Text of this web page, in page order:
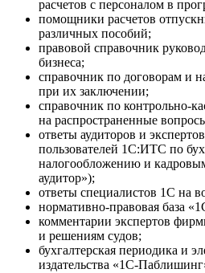
расчетов с персоналом в
помощники расчетов
различных пособий;
правовой справочник
бизнеса;
справочник по договорам и
при их заключении;
справочник по контрольно-
на распространенные
ответы аудиторов и
пользователей 1C:ИТС по
налогообложению и
аудитор»);
ответы специалистов 1С на
нормативно-правовая база
комментарии экспертов
и решениям судов;
бухгалтерская периодика и
издательства «1С-